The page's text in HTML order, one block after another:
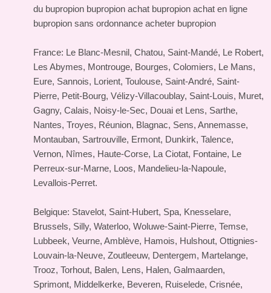
du bupropion bupropion achat bupropion achat en ligne
bupropion sans ordonnance acheter bupropion
France: Le Blanc-Mesnil, Chatou, Saint-Mandé, Le Robert,
Les Abymes, Montrouge, Bourges, Colomiers, Le Mans,
Eure, Sannois, Lorient, Toulouse, Saint-André, Saint-
Pierre, Petit-Bourg, Vélizy-Villacoublay, Saint-Louis, Muret,
Gagny, Calais, Noisy-le-Sec, Douai et Lens, Sarthe,
Nantes, Troyes, Réunion, Blagnac, Sens, Annemasse,
Montauban, Sartrouville, Ermont, Dunkirk, Talence,
Vernon, Nîmes, Haute-Corse, La Ciotat, Fontaine, Le
Perreux-sur-Marne, Loos, Mandelieu-la-Napoule,
Levallois-Perret.
Belgique: Stavelot, Saint-Hubert, Spa, Knesselare,
Brussels, Silly, Waterloo, Woluwe-Saint-Pierre, Temse,
Lubbeek, Veurne, Amblève, Hamois, Hulshout, Ottignies-
Louvain-la-Neuve, Zoutleeuw, Dentergem, Martelange,
Trooz, Torhout, Balen, Lens, Halen, Galmaarden,
Sprimont, Middelkerke, Beveren, Ruiselede, Crisnée,